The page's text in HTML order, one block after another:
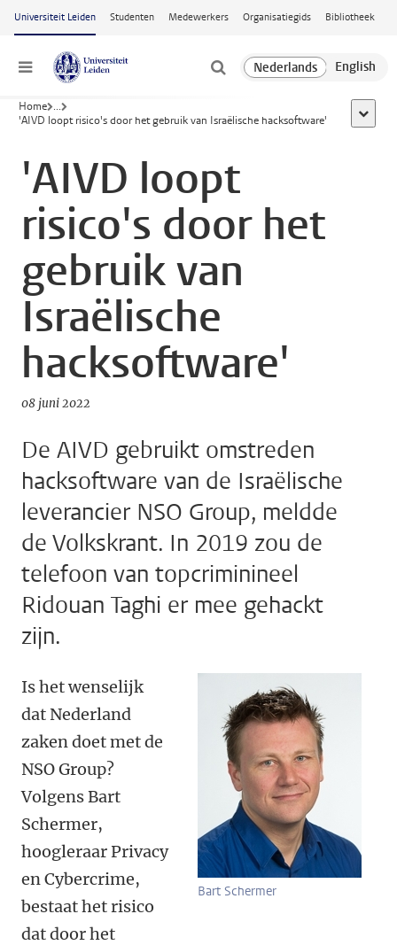
Ga naar hoofdinhoud
Universiteit Leiden Studenten Medewerkers Organisatiegids Bibliotheek
Menu
Home ...
'AIVD loopt risico's door het gebruik van Israëlische hacksoftware'
toon
'AIVD loopt
risico's door het
gebruik van
Israëlische
hacksoftware'
08 juni 2022
De AIVD gebruikt omstreden
hacksoftware van de Israëlische
leverancier NSO Group, meldde
de Volkskrant. In 2019 zou de
telefoon van topcriminineel
Ridouan Taghi er mee gehackt
zijn.
Bart Schermer
Is het wenselijk
dat Nederland
zaken doet met de
NSO Group?
Volgens Bart
Schermer,
hoogleraar Privacy
en Cybercrime,
bestaat het risico
dat door het